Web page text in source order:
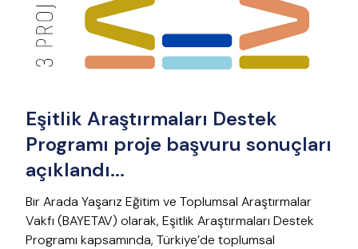
Eşitlik Araştırmaları Destek
Programı proje başvuru sonuçları
açıklandı...
Bir Arada Yaşarız Eğitim ve Toplumsal Araştırmalar
Vakfı (BAYETAV) olarak, Eşitlik Araştırmaları Destek
Programı kapsamında, Türkiye’de toplumsal